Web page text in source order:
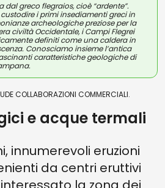
dal greco flegraios, cioè “ardente”.
i primi insediamenti greci in
archeologiche preziose per la
civiltà Occidentale, i Campi Flegrei
definiti come una caldera in
Conosciamo insieme l’antica
caratteristiche geologiche di
COLLABORAZIONI COMMERCIALI.
e acque termali
innumerevoli eruzioni
da centri eruttivi